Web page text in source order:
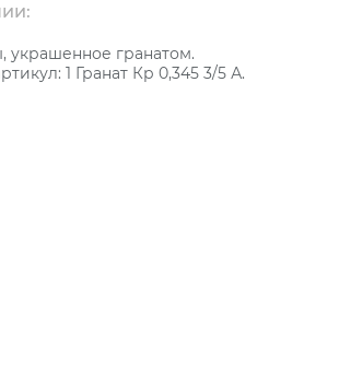
украшенное гранатом.
1 Гранат Кр 0,345 3/5 А.